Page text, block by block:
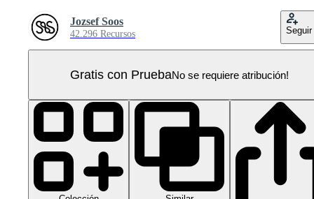
Jozsef Soos
42.296 Recursos Seguir
Gratis con PruebaNo se requiere atribución!